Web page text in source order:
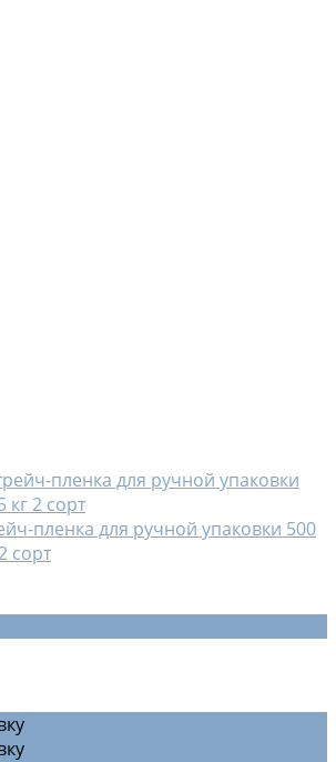
пленка для ручной упаковки 500
сорт